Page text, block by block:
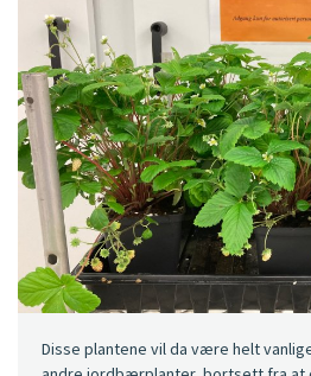
Disse plantene vil da være helt